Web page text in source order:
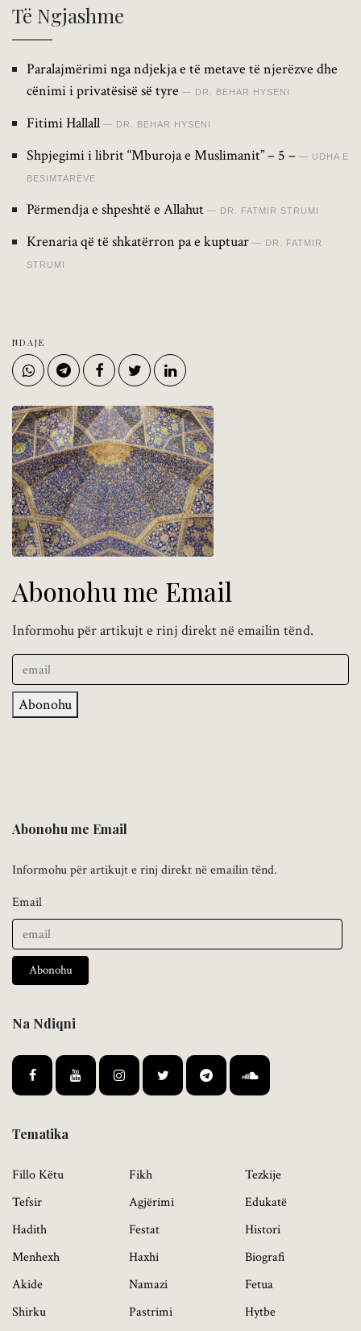
Të Ngjashme
Paralajmërimi nga ndjekja e të metave të njerëzve dhe
cënimi i privatësisë së tyre
DR. BEHAR HYSENI
Fitimi Hallall DR. BEHAR HYSENI
Shpjegimi i librit “Mburoja e Muslimanit” – 5 – UDHA E
BESIMTARËVE
Përmendja e shpeshtë e Allahut DR. FATMIR STRUMI
Krenaria që të shkatërron pa e kuptuar DR. FATMIR
STRUMI
NDAJE
Abonohu me Email
Informohu për artikujt e rinj direkt në emailin tënd.
Abonohu
Abonohu me Email
Informohu për artikujt e rinj direkt në emailin tënd.
Email
Abonohu
Na Ndiqni
Tematika
Fillo Këtu
Tefsir
Hadith
Menhexh
Akide
Shirku
Fikh
Agjërimi
Festat
Haxhi
Namazi
Pastrimi
Tezkije
Edukatë
Histori
Biografi
Fetua
Hytbe